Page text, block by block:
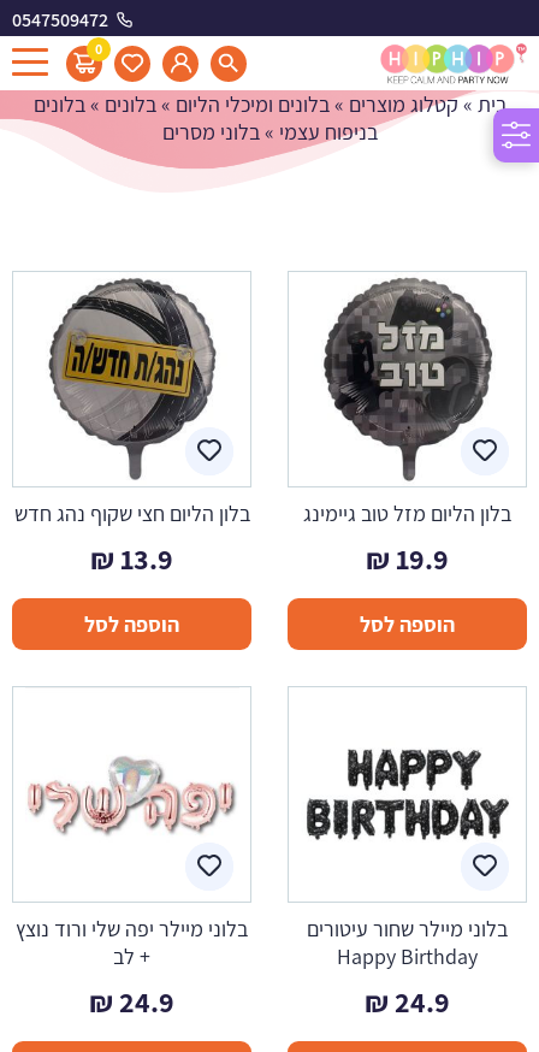
0547509472
0 בלוני מסרים
בית »קטלוג מוצרים »בלונים ומיכלי הליום »בלונים »בלונים
בניפוח עצמי »בלוני מסרים
בלון הליום מזל טוב גיימינג
19.9
₪
הוספה לסל
בלון הליום חצי שקוף נהג חדש
13.9
₪
הוספה לסל
בלוני מיילר שחור עיטורים
Happy Birthday
24.9
₪
בלוני מיילר יפה שלי ורוד נוצץ
+ לב
24.9
₪